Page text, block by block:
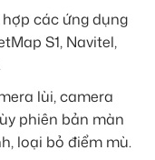
các ứng dụng
S1, Navitel,
lùi, camera
phiên bản màn
loại bỏ điểm mù.